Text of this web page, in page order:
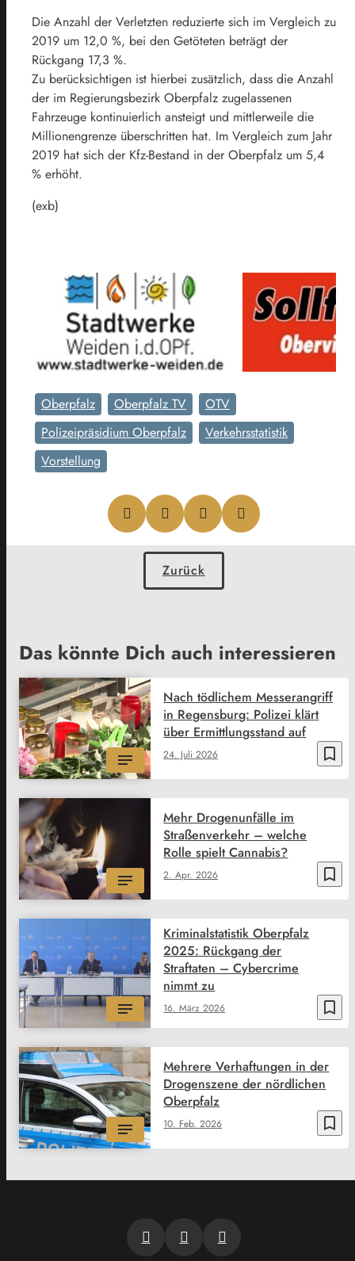
Die Anzahl der Verletzten reduzierte sich im Vergleich zu
2019 um 12,0 %, bei den Getöteten beträgt der
Rückgang 17,3 %.
Zu berücksichtigen ist hierbei zusätzlich, dass die Anzahl
der im Regierungsbezirk Oberpfalz zugelassenen
Fahrzeuge kontinuierlich ansteigt und mittlerweile die
Millionengrenze überschritten hat. Im Vergleich zum Jahr
2019 hat sich der Kfz-Bestand in der Oberpfalz um 5,4
% erhöht.
(exb)
Oberpfalz Oberpfalz TV
OTV
Polizeipräsidium Oberpfalz
Verkehrsstatistik
Vorstellung
Zurück
Das könnte Dich auch interessieren
bookmark_border
24. Juli 2026
Nach tödlichem Messerangriff
in Regensburg: Polizei klärt
über Ermittlungsstand auf
bookmark_border
2. Apr. 2026
Mehr Drogenunfälle im
Straßenverkehr – welche
Rolle spielt Cannabis?
bookmark_border
16. März 2026
Kriminalstatistik Oberpfalz
2025: Rückgang der
Straftaten – Cybercrime
nimmt zu
bookmark_border
10. Feb. 2026
Mehrere Verhaftungen in der
Drogenszene der nördlichen
Oberpfalz